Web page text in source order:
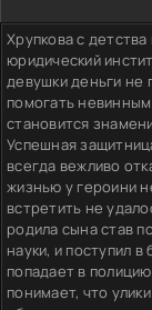
Хрупкова с
юридический
девушки деньги не
помогать
становится
Успешная
всегда вежливо
жизнью у героини
встретить не
родила сына став
науки, и поступил
попадает в
понимает, что